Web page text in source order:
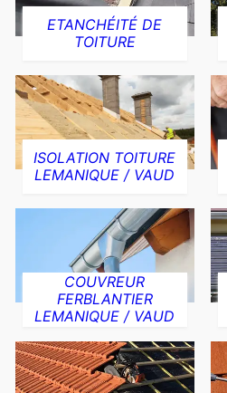
ETANCHÉITÉ DE
TOITURE
ISOLATION TOITURE
LEMANIQUE / VAUD
COUVREUR
FERBLANTIER
LEMANIQUE / VAUD